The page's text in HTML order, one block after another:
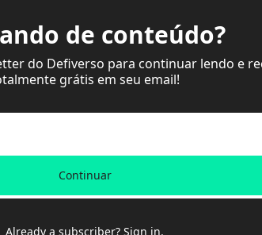
de conteúdo?
do Defiverso para continuar lendo e
grátis em seu email!
Continuar
Already a subscriber? Sign in.